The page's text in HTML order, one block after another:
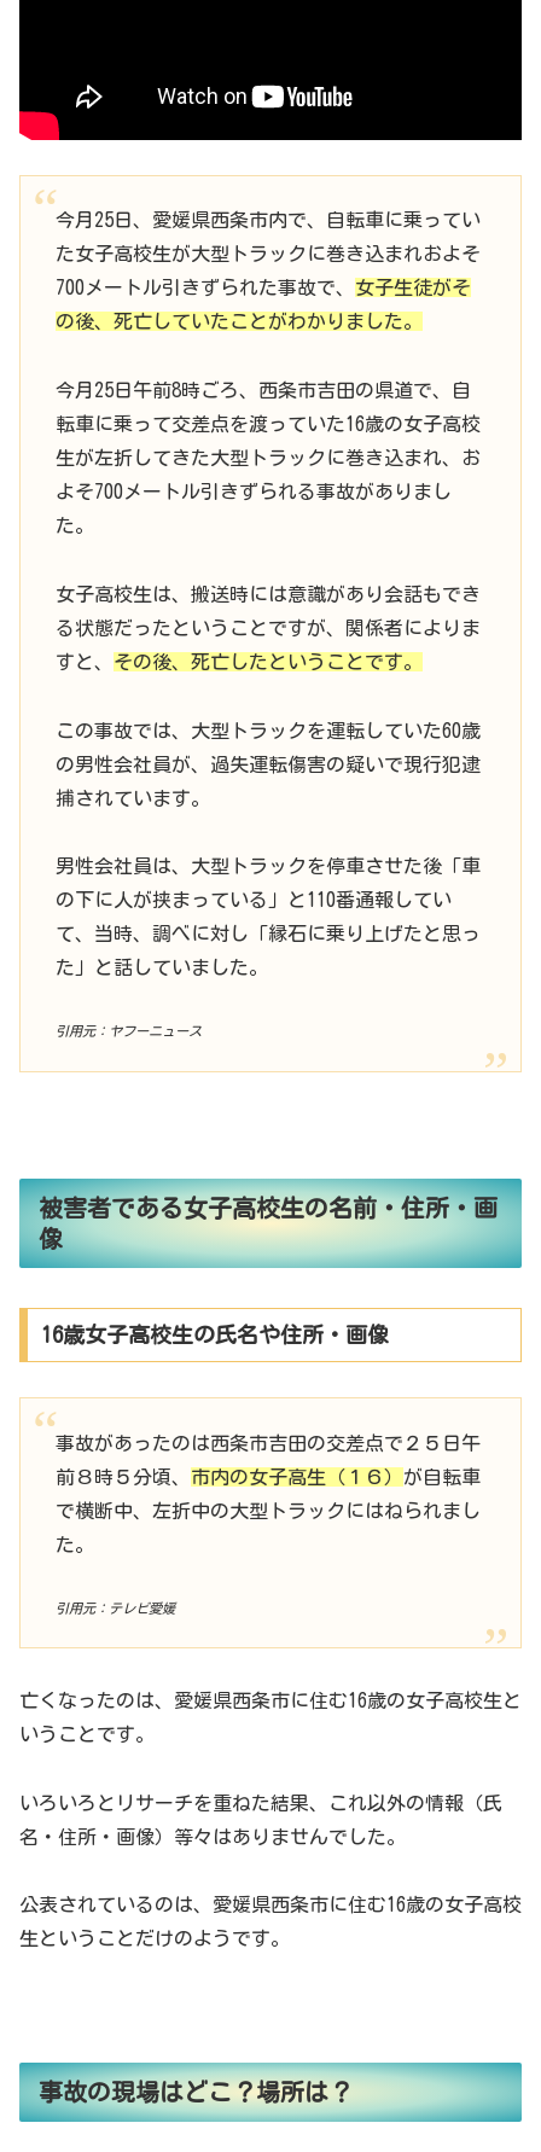
今月25日、愛媛県西条市内で、自転車に乗ってい
た女子高校生が大型トラックに巻き込まれおよそ
700メートル引きずられた事故で、 女子生徒がそ
の後、死亡していたことがわかりました。
今月25日午前8時ごろ、西条市吉田の県道で、自
転車に乗って交差点を渡っていた16歳の女子高校
生が左折してきた大型トラックに巻き込まれ、お
よそ700メートル引きずられる事故がありまし
た。
女子高校生は、搬送時には意識があり会話もでき
る状態だったということですが、関係者によりま
すと、 その後、死亡したということです。
この事故では、大型トラックを運転していた60歳
の男性会社員が、過失運転傷害の疑いで現行犯逮
捕されています。
男性会社員は、大型トラックを停車させた後「車
の下に人が挟まっている」と110番通報してい
て、当時、調べに対し「縁石に乗り上げたと思っ
た」と話していました。
引用元：ヤフーニュース
被害者である女子高校生の名前・住所・画
像
16歳女子高校生の氏名や住所・画像
事故があったのは西条市吉田の交差点で２５日午
前８時５分頃、 市内の女子高生（１６） が自転車
で横断中、左折中の大型トラックにはねられまし
た。
引用元：テレビ愛媛
亡くなったのは、愛媛県西条市に住む16歳の女子高校生と
いうことです。
いろいろとリサーチを重ねた結果、これ以外の情報（氏
名・住所・画像）等々はありませんでした。
公表されているのは、愛媛県西条市に住む16歳の女子高校
生ということだけのようです。
事故の現場はどこ？場所は？